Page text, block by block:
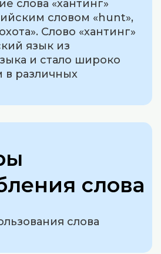
слова «хантинг»
словом «hunt»,
Слово «хантинг»
язык из
и стало широко
в различных
слова
слова